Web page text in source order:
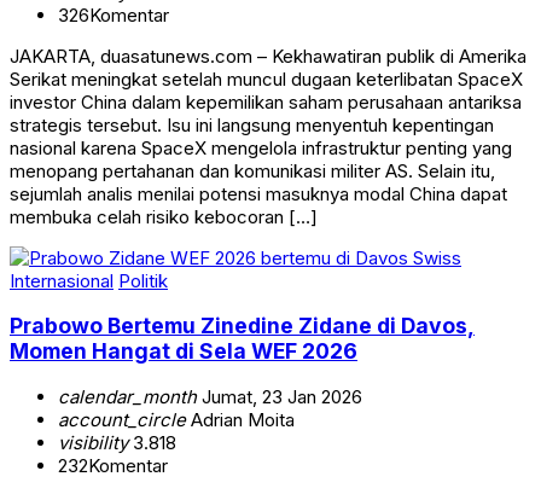
326Komentar
JAKARTA, duasatunews.com – Kekhawatiran publik di Amerika
Serikat meningkat setelah muncul dugaan keterlibatan SpaceX
investor China dalam kepemilikan saham perusahaan antariksa
strategis tersebut. Isu ini langsung menyentuh kepentingan
nasional karena SpaceX mengelola infrastruktur penting yang
menopang pertahanan dan komunikasi militer AS. Selain itu,
sejumlah analis menilai potensi masuknya modal China dapat
membuka celah risiko kebocoran […]
Internasional Politik
Prabowo Bertemu Zinedine Zidane di Davos,
Momen Hangat di Sela WEF 2026
calendar_monthJumat, 23 Jan 2026
account_circleAdrian Moita
visibility3.818
232Komentar